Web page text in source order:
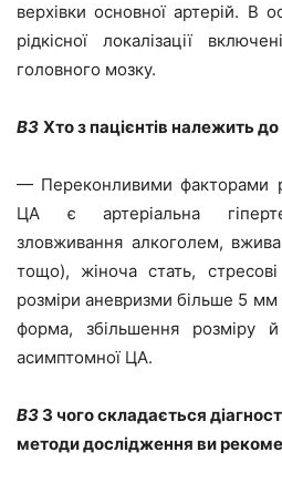
верхівки основної артерій. В
рідкісної локалізації
головного мозку.
ВЗ Хтоз пацієнтів належить до
— Переконливими факторами
ЦА є артеріальна
зловживання алкоголем,
тощо), жіноча стать,
розміри аневризми більше 5 мм
форма, збільшення розміру й
асимптомної ЦА.
ВЗ З чого складається
методи дослідження ви